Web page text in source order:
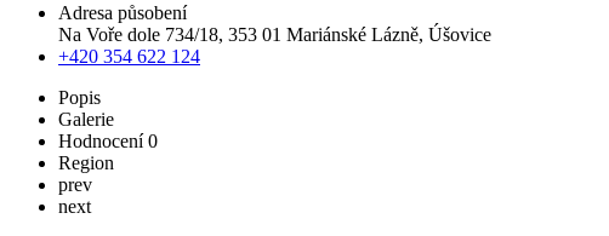
Adresa působení
Na Voře dole 734/18, 353 01 Mariánské Lázně, Úšovice
+420 354 622 124
Popis
Galerie
Hodnocení0
Region
prev
next